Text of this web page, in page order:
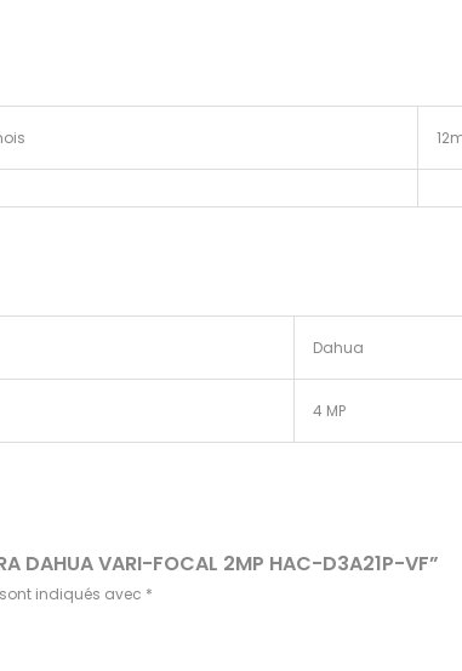
Dahua
4 MP
DAHUA VARI-FOCAL 2MP HAC-D3A21P-VF”
indiqués avec *